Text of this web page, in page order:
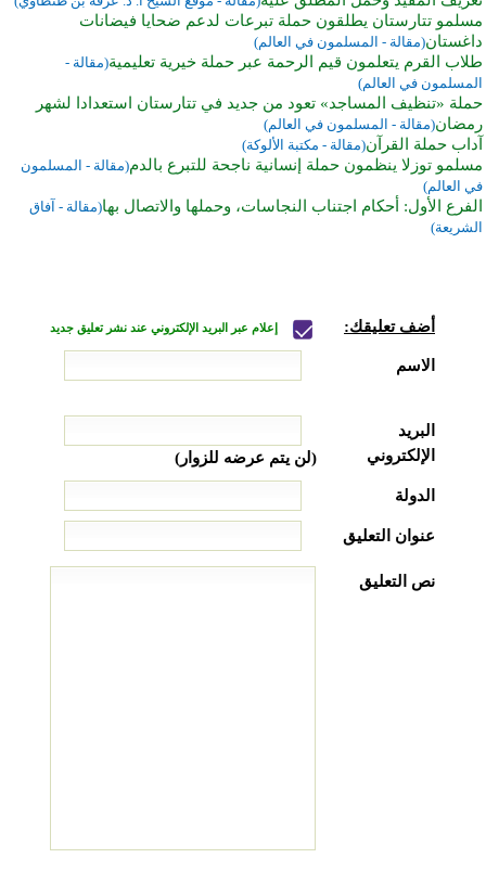
مسلمو تتارستان يطلقون حملة تبرعات لدعم ضحايا فيضانات
داغستان(مقالة - المسلمون في العالم)
طلاب القرم يتعلمون قيم الرحمة عبر حملة خيرية تعليمية(مقالة -
المسلمون في العالم)
حملة «تنظيف المساجد» تعود من جديد في تتارستان استعدادا لشهر
رمضان(مقالة - المسلمون في العالم)
آداب حملة القرآن(مقالة - مكتبة الألوكة)
مسلمو توزلا ينظمون حملة إنسانية ناجحة للتبرع بالدم(مقالة - المسلمون
في العالم)
الفرع الأول: أحكام اجتناب النجاسات، وحملها والاتصال بها(مقالة - آفاق
الشريعة)
أضف تعليقك: إعلام عبر البريد الإلكتروني عند نشر تعليق جديد
الاسم
البريد
الإلكتروني
(لن يتم عرضه للزوار)
الدولة
عنوان التعليق
نص التعليق